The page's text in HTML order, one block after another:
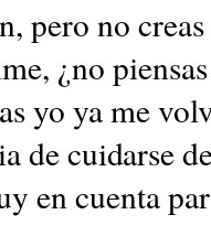
pero no
¿no
yo ya me
decuidarse
en cuenta